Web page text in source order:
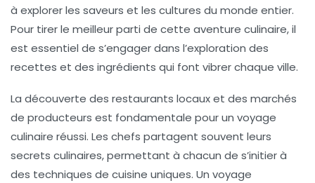
à explorer les saveurs et les cultures du monde entier.
Pour tirer le meilleur parti de cette aventure culinaire, il
est essentiel de s’engager dans l’exploration des
recettes et des ingrédients qui font vibrer chaque ville.
La découverte des restaurants locaux et des marchés
de producteurs est fondamentale pour un voyage
culinaire réussi. Les chefs partagent souvent leurs
secrets culinaires, permettant à chacun de s’initier à
des techniques de cuisine uniques. Un voyage